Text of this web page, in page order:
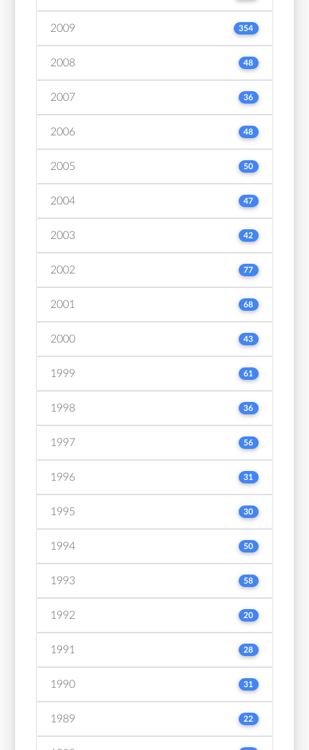
2009 354
2008 48
2007 36
2006 48
2005 50
2004 47
2003 42
2002 77
2001 68
2000 43
1999 61
1998 36
1997 56
1996 31
1995 30
1994 50
1993 58
1992 20
1991 28
1990 31
1989 22